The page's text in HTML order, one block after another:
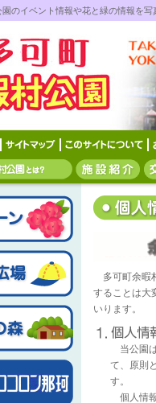
園のイベント情報や花と緑の情報を
多可町余暇
することは大
いります。
当公園
て、原則
す。
個人情